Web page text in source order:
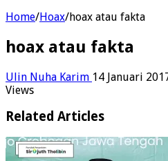
Ulin Nuha Karim